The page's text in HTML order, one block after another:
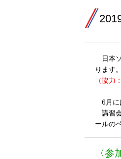
日本
ります。
（協力
6月に
講習
ールの
〈参